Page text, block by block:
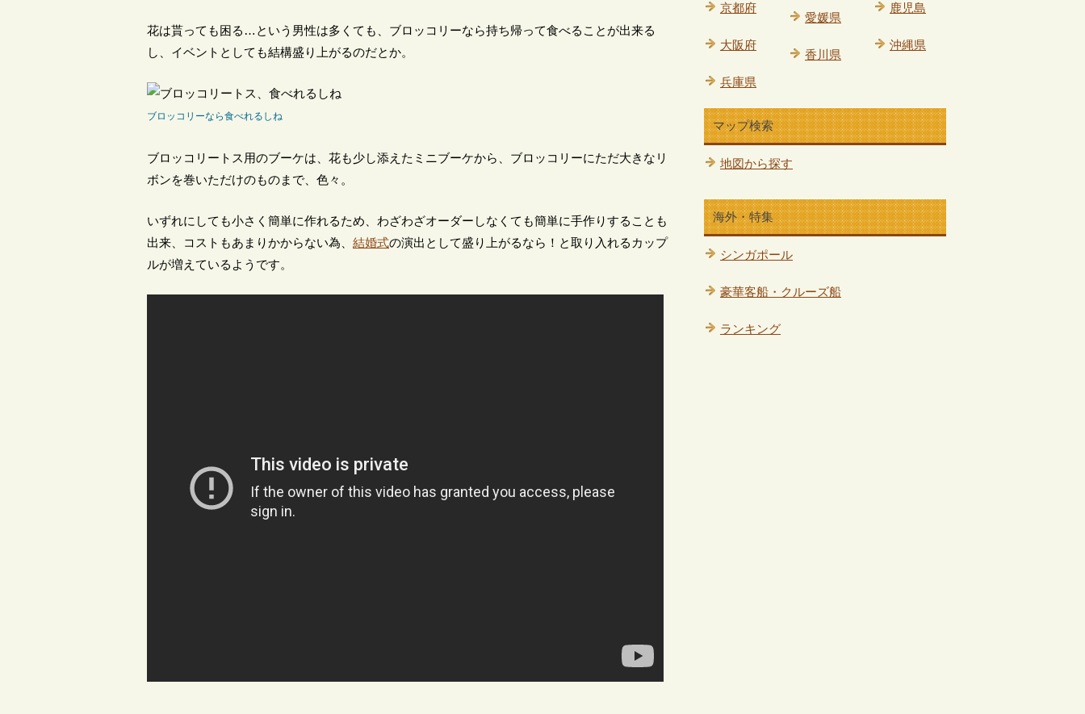
花は貰っても困る…という男性は多くても、ブロッコリーなら持ち帰って食べることが出来る
し、イベントとしても結構盛り上がるのだとか。
ブロッコリーなら食べれるしね
ブロッコリートス用のブーケは、花も少し添えたミニブーケから、ブロッコリーにただ大きなリ
ボンを巻いただけのものまで、色々。
いずれにしても小さく簡単に作れるため、わざわざオーダーしなくても簡単に手作りすることも
出来、コストもあまりかからない為、 結婚式の演出として盛り上がるなら！と取り入れるカップ
ルが増えているようです。
京都府
大阪府
兵庫県
愛媛県
香川県
鹿児島
沖縄県
マップ検索
地図から探す
海外・特集
シンガポール
豪華客船・クルーズ船
ランキング